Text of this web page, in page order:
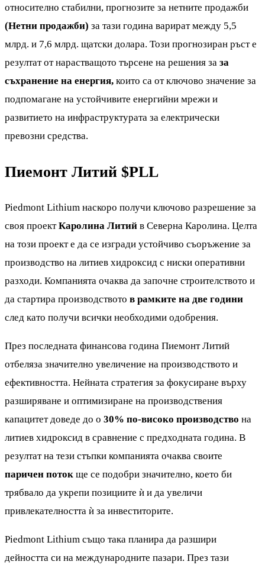
относително стабилни, прогнозите за нетните продажби
(Нетни продажби) за тази година варират между 5,5
млрд. и 7,6 млрд. щатски долара. Този прогнозиран ръст е
резултат от нарастващото търсене на решения за за
съхранение на енергия, които са от ключово значение за
подпомагане на устойчивите енергийни мрежи и
развитието на инфраструктурата за електрически
превозни средства.
Пиемонт Литий $PLL
Piedmont Lithium наскоро получи ключово разрешение за
своя проектКаролина Литий в Северна Каролина. Целта
на този проект е да се изгради устойчиво съоръжение за
производство на литиев хидроксид с ниски оперативни
разходи. Компанията очаква да започне строителството и
да стартира производството в рамките на две години
след като получи всички необходими одобрения.
През последната финансова година Пиемонт Литий
отбеляза значително увеличение на производството и
ефективността. Нейната стратегия за фокусиране върху
разширяване и оптимизиране на производствения
капацитет доведе до о 30% по-високо производство на
литиев хидроксид в сравнение с предходната година. В
резултат на тези стъпки компанията очаква своите
паричен поток ще се подобри значително, което би
трябвало да укрепи позициите ѝ и да увеличи
привлекателността ѝ за инвеститорите.
Piedmont Lithium също така планира да разшири
дейността си на международните пазари. През тази